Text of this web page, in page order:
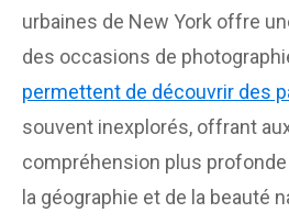
urbaines de New York offre
des occasions de
permettent de découvrir des
souvent inexplorés, offrant
compréhension plus
la géographie et de la beauté